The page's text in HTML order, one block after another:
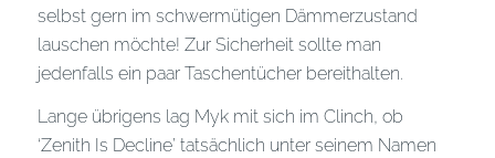
selbst gern im schwermütigen Dämmerzustand
lauschen möchte! Zur Sicherheit sollte man
jedenfalls ein paar Taschentücher bereithalten.
Lange übrigens lag Myk mit sich im Clinch, ob
‘Zenith Is Decline’ tatsächlich unter seinem Namen